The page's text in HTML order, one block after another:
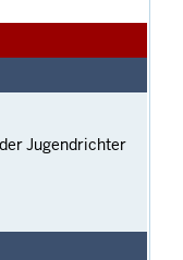
Jugendrichter